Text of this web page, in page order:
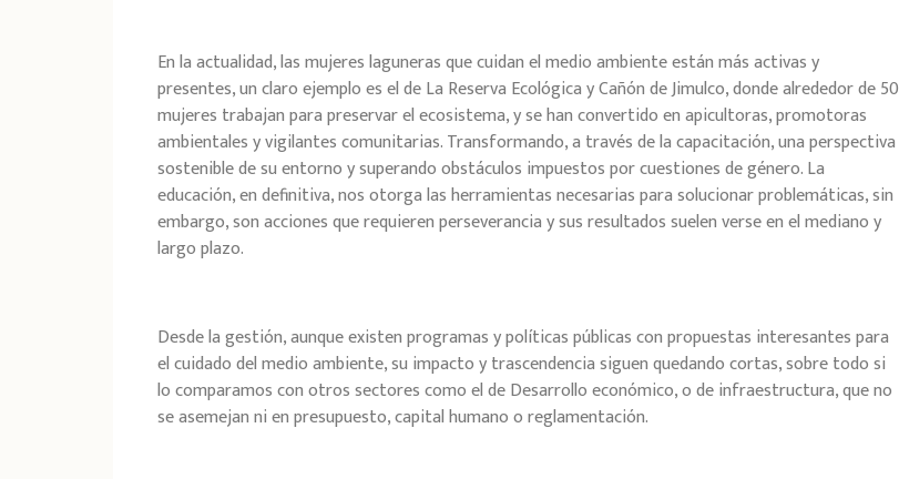
En la actualidad, las mujeres laguneras que cuidan el medio ambiente están más activas y
presentes, un claro ejemplo es el de La Reserva Ecológica y Cañón de Jimulco, donde alrededor de 50
mujeres trabajan para preservar el ecosistema, y se han convertido en apicultoras, promotoras
ambientales y vigilantes comunitarias. Transformando, a través de la capacitación, una perspectiva
sostenible de su entorno y superando obstáculos impuestos por cuestiones de género. La
educación, en definitiva, nos otorga las herramientas necesarias para solucionar problemáticas, sin
embargo, son acciones que requieren perseverancia y sus resultados suelen verse en el mediano y
largo plazo.
Desde la gestión, aunque existen programas y políticas públicas con propuestas interesantes para
el cuidado del medio ambiente, su impacto y trascendencia siguen quedando cortas, sobre todo si
lo comparamos con otros sectores como el de Desarrollo económico, o de infraestructura, que no
se asemejan ni en presupuesto, capital humano o reglamentación.